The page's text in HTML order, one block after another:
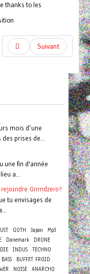
thanks to les
Suivant
mois d’une
prises de...
une fin d'année
a...
Grrrndzero?
tu envisages de
GOTH Japon
Mp3
Danemark
DRONE
INDUS
TECHNO
BASS
BUFFET FROID
NOISE
ANARCHO